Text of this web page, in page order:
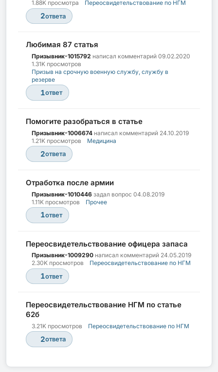
1.88K просмотра Переосвидетельствование по НГМ
2ответа
Любимая 87 статья
Призывник-1015792 написал комментарий 09.02.2020
1.31K просмотров
Призыв на срочную военную службу, службу в
резерве
1ответ
Помогите разобраться в статье
Призывник-1006674 написал комментарий 24.10.2019
1.21K просмотров
Медицина
2ответа
Отработка после армии
Призывник-1010446 задал вопрос 04.08.2019
1.11K просмотров
Прочее
1ответ
Переосвидетельствование офицера запаса
Призывник-1009290 написал комментарий 24.05.2019
2.30K просмотров
Переосвидетельствование по НГМ
1ответ
Переосвидетельствование НГМ по статье
62б
3.21K просмотров Переосвидетельствование по НГМ
2ответа